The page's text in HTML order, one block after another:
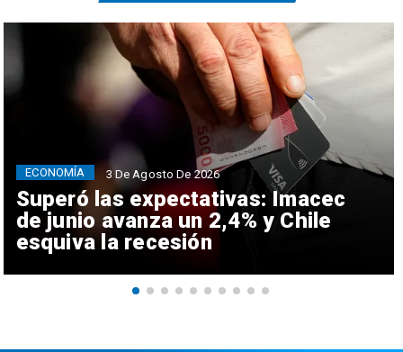
Superó las expectativas: Imacec
de junio avanza un 2,4% y Chile
esquiva la recesión
ECONOMÍA 3 De Agosto De 2026